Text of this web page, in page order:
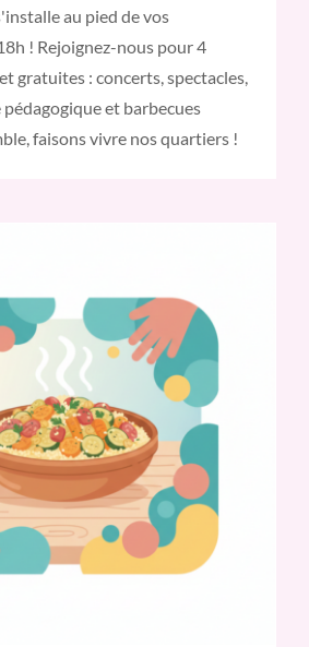
au pied de vos
! Rejoignez-nous pour 4
gratuites : concerts, spectacles,
et barbecues
faisons vivre nos quartiers !